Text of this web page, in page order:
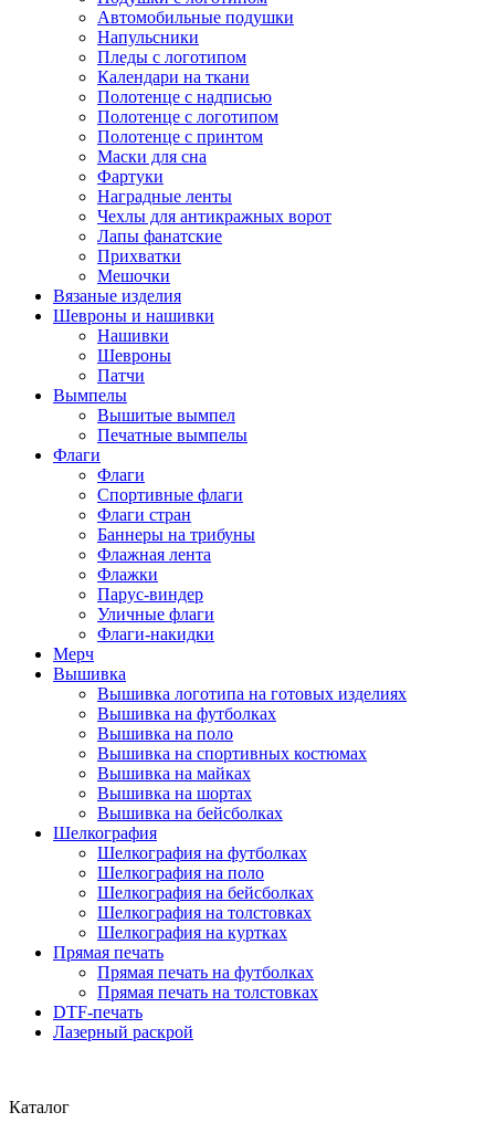
Автомобильные подушки
Напульсники
Пледы с логотипом
Календари на ткани
Полотенце с надписью
Полотенце с логотипом
Полотенце с принтом
Маски для сна
Фартуки
Наградные ленты
Чехлы для антикражных ворот
Лапы фанатские
Прихватки
Мешочки
Вязаные изделия
Шевроны и нашивки
Нашивки
Шевроны
Патчи
Вымпелы
Вышитые вымпел
Печатные вымпелы
Флаги
Флаги
Спортивные флаги
Флаги стран
Баннеры на трибуны
Флажная лента
Флажки
Парус-виндер
Уличные флаги
Флаги-накидки
Мерч
Вышивка
Вышивка логотипа на готовых изделиях
Вышивка на футболках
Вышивка на поло
Вышивка на спортивных костюмах
Вышивка на майках
Вышивка на шортах
Вышивка на бейсболках
Шелкография
Шелкография на футболках
Шелкография на поло
Шелкография на бейсболках
Шелкография на толстовках
Шелкография на куртках
Прямая печать
Прямая печать на футболках
Прямая печать на толстовках
DTF-печать
Лазерный раскрой
Каталог